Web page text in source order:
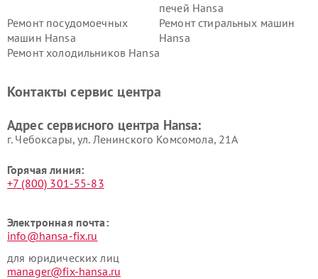
печей Hansa
Ремонт посудомоечных
машин Hansa
Ремонт стиральных машин
Hansa
Ремонт холодильников Hansa
Контакты сервис центра
Адрес сервисного центра Hansa:
г. Чебоксары, ул. Ленинского Комсомола, 21А
Горячая линия:
+7 (800) 301-55-83
Электронная почта:
info@hansa-fix.ru
для юридических лиц
manager@fix-hansa.ru